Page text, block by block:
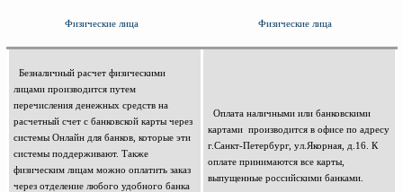
получение груза
Письмо руководителю
Вопросы и ответы
Новости | Статьи
Физические лица Физические лица
Безналичный расчет физическими
лицами производится путем
перечисления денежных средств на
расчетный счет с банковской карты через
системы Онлайн для банков, которые эти
системы поддерживают. Также
физическим лицам можно оплатить заказ
через отделение любого удобного банка
Оплата наличными или банковскими
картами производится в офисе по адресу
г.Санкт-Петербург, ул.Якорная, д.16. К
оплате принимаются все карты,
выпущенные российскими банками.
Добавить
в
корзину